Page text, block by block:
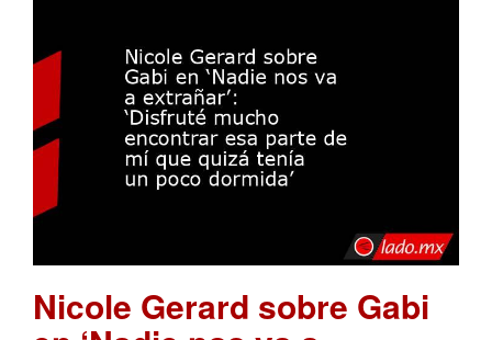
Nicole Gerard sobre Gabi